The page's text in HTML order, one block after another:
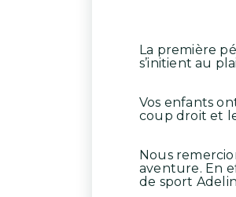
La première
s’initient au
Vos enfants
coup droit et
Nous
aventure. En
de sport